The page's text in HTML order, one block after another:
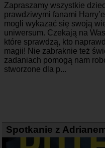
Zapraszamy wszystkie
prawdziwymi fanami
mogli wykazać się swoją
uniwersum. Czekają na
które sprawdzą, kto
magii! Nie zabraknie też
zadaniach pomogą nam
stworzone dla p...
Spotkanie z